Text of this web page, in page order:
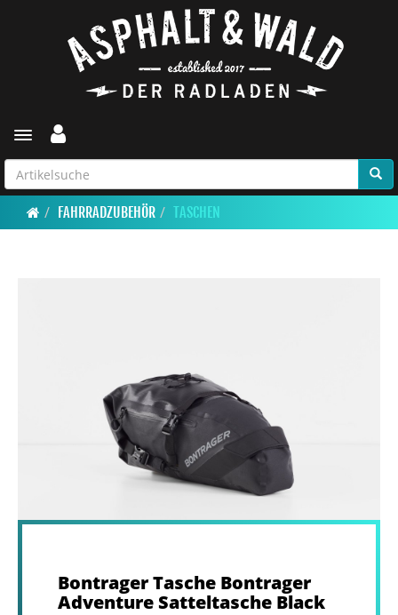
Toggle navigation
FAHRRADZUBEHÖR TASCHEN
Bontrager Tasche Bontrager
Adventure Satteltasche Black